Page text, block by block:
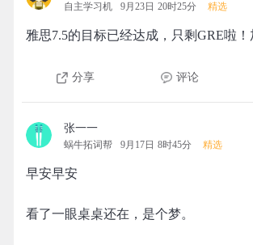
自主学习机 9月23日 20时25分 精选
雅思7.5的目标已经达成，只剩GRE啦！
分享 评论
张一一
蜗牛拓词帮 9月17日 8时45分 精选
早安早安
看了一眼桌桌还在，是个梦。